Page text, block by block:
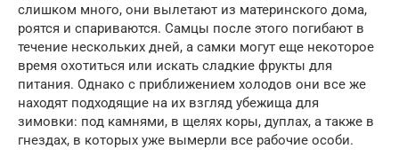
слишком много, они вылетают из материнского дома,
роятся и спариваются. Самцы после этого погибают в
течение нескольких дней, а самки могут еще некоторое
время охотиться или искать сладкие фрукты для
питания. Однако с приближением холодов они все же
находят подходящие на их взгляд убежища для
зимовки: под камнями, в щелях коры, дуплах, а также в
гнездах, в которых уже вымерли все рабочие особи.